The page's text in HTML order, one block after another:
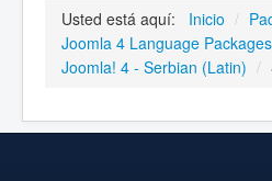
Usted está aquí: Inicio /
Joomla 4 Language Packages
Joomla! 4 - Serbian (Latin) /